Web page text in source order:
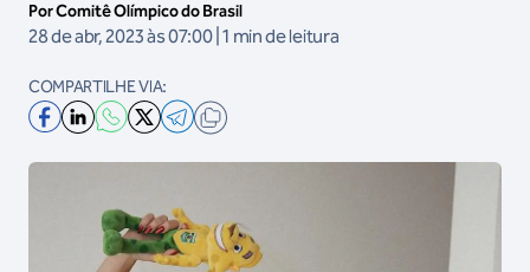
Por Comitê Olímpico do Brasil
28 de abr, 2023 às 07:00 | 1 min de leitura
COMPARTILHE VIA: